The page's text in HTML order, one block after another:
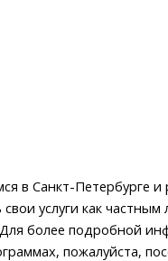
в Санкт-Петербурге и
услуги как частным
более подробной
пожалуйста,